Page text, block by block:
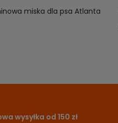
miska dla psa Atlanta
wysyłka od 150 zł